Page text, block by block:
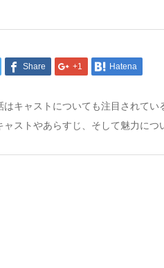
Share +1 Hatena
はキャストについても注目されて
ャストやあらすじ、そして魅力につ